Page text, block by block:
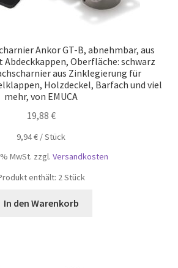
Ankor GT-B, abnehmbar, aus
Oberfläche: schwarz
aus Zinklegierung für
Holzdeckel, Barfach und viel
mehr, von EMUCA
19,88 €
9,94€ /Stück
MwSt. zzgl. Versandkosten
enthält: 2Stück
In den Warenkorb